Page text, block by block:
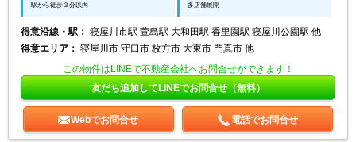
駅から徒歩３分以内 多店舗展開
得意沿線・駅： 寝屋川市駅 萱島駅 大和田駅 香里園駅 寝屋川公園駅 他
得意エリア： 寝屋川市 守口市 枚方市 大東市 門真市 他
この物件はLINEで不動産会社へお問合せができます！
友だち追加してLINEでお問合せ（無料）
Webでお問合せ 電話でお問合せ